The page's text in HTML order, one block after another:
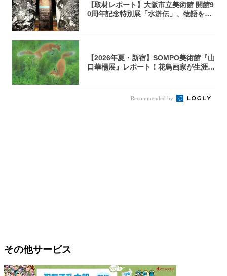
【取材レポート】大阪市立美術館 開館9
0周年記念特別展「水滸伝」、物語を知
【2026年夏・新宿】SOMPO美術館『山
口華楊展』レポート！花鳥画家が生涯描
Recommended by
その他サービス